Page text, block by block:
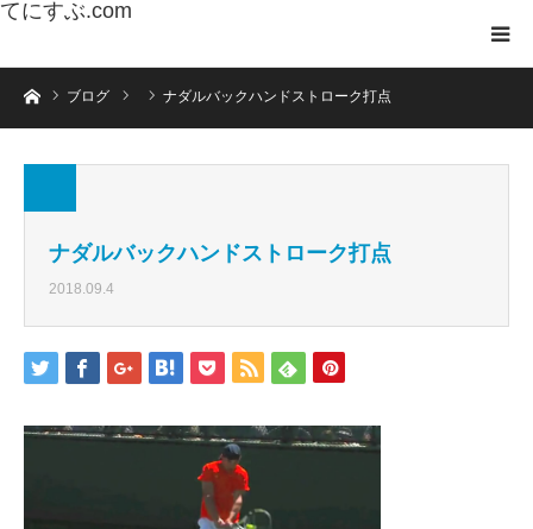
てにすぶ.com
ホームブログ ナダルバックハンドストローク打点
ナダルバックハンドストローク打点
2018.09.4